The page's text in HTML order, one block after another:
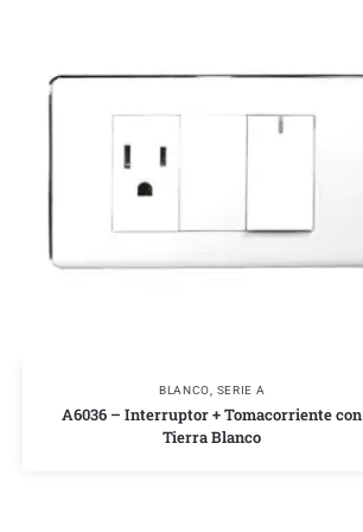
BLANCO SERIE A
A6036 – Interruptor + Tomacorriente con
Tierra Blanco